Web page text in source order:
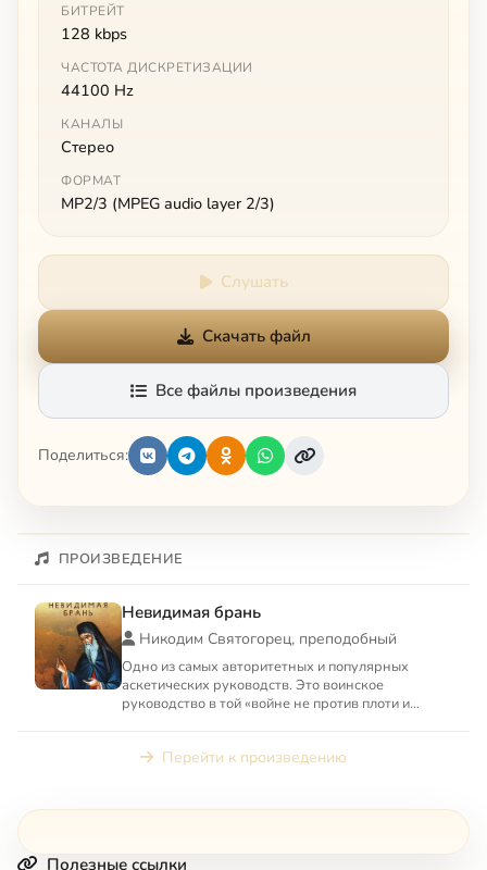
БИТРЕЙТ
128 kbps
ЧАСТОТА ДИСКРЕТИЗАЦИИ
44100 Hz
КАНАЛЫ
Стерео
ФОРМАТ
MP2/3 (MPEG audio layer 2/3)
Слушать
Скачать файл
Все файлы произведения
Поделиться:
ПРОИЗВЕДЕНИЕ
Невидимая брань
Никодим Святогорец, преподобный
Одно из самых авторитетных и популярных
аскетических руководств. Это воинское
руководство в той «войне не против плоти и
Перейти к произведению
Полезные ссылки